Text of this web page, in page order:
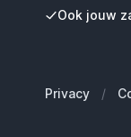
Ook jouw
Privacy /